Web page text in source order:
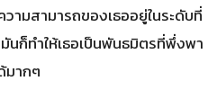
ามสามารถของเธออยู่ในระดับที่
นก็ทำให้เธอเป็นพันธมิตรที่พึ่งพา
มากๆ